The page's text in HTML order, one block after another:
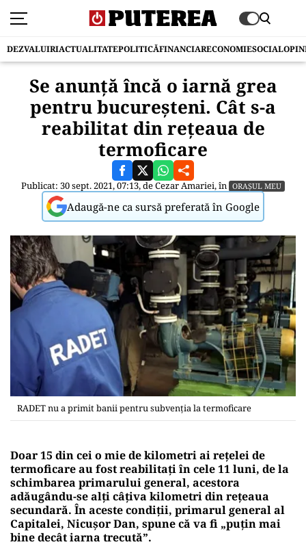
DEZVALUIRIACTUALITATEPOLITICĂFINANCIARECONOMIESOCIAL
Se anunță încă o iarnă grea
pentru bucureșteni. Cât s-a
reabilitat din rețeaua de
termoficare
Publicat: 30 sept. 2021, 07:13, deCezar Amariei, în ORAȘUL MEU
Adaugă-ne ca sursă preferată în Google
RADET nu a primit banii pentru subvenția la termoficare
Doar 15 din cei o mie de kilometri ai rețelei de
termoficare au fost reabilitați în cele 11 luni, de la
schimbarea primarului general, acestora
adăugându-se alţi câțiva kilometri din reţeaua
secundară. În aceste condiții, primarul general al
Capitalei, Nicuşor Dan, spune că va fi „puţin mai
bine decât iarna trecută”.